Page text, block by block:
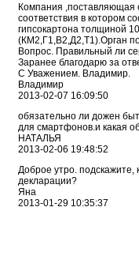
Компания ,поставляющая
соответствия в котором
гипсокартона толщиной
(КМ2,Г1,В2,Д2,Т1).Орган
Вопрос. Правильный ли
Заранее благодарю за
С Уважением. Владимир.
Владимир
2013-02-07 16:09:50
обязательно ли дожен
для смартфонов.и какая
НАТАЛЬЯ
2013-02-06 19:48:52
Доброе утро.
декларации?
Яна
2013-01-29 10:35:37